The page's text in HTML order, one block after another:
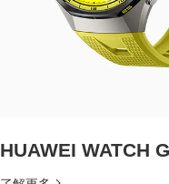
HUAWEI WATCH